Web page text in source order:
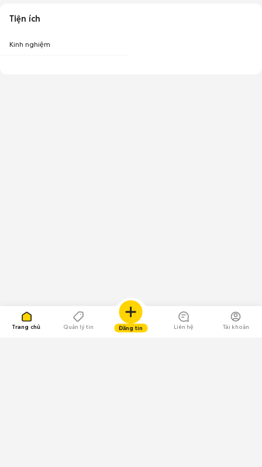
Trang chủ Quản lý tin Đăng tin Liên hệ Tài khoản
Tiện ích
Kinh nghiệm